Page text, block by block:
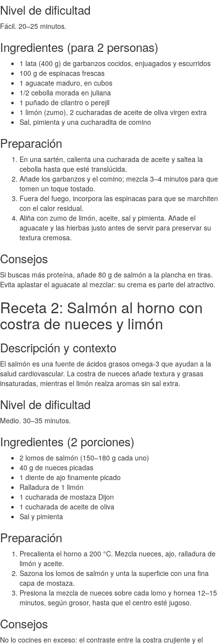
Nivel de dificultad
Fácil. 20–25 minutos.
Ingredientes (para 2 personas)
1 lata (400 g) de garbanzos cocidos, enjuagados y escurridos
100 g de espinacas frescas
1 aguacate maduro, en cubos
1/2 cebolla morada en juliana
1 puñado de cilantro o perejil
1 limón (zumo), 2 cucharadas de aceite de oliva virgen extra
Sal, pimienta y una cucharadita de comino
Preparación
En una sartén, calienta una cucharada de aceite y saltea la
cebolla hasta que esté translúcida.
Añade los garbanzos y el comino; mezcla 3–4 minutos para que
tomen un toque tostado.
Fuera del fuego, incorpora las espinacas para que se marchiten
con el calor residual.
Aliña con zumo de limón, aceite, sal y pimienta. Añade el
aguacate y las hierbas justo antes de servir para preservar su
textura cremosa.
Consejos
Si buscas más proteína, añade 80 g de salmón a la plancha en tiras.
Evita aplastar el aguacate al mezclar: su crema es parte del atractivo.
Receta 2: Salmón al horno con
costra de nueces y limón
Descripción y contexto
El salmón es una fuente de ácidos grasos omega-3 que ayudan a la
salud cardiovascular. La costra de nueces añade textura y grasas
insaturadas, mientras el limón realza aromas sin sal extra.
Nivel de dificultad
Medio. 30–35 minutos.
Ingredientes (2 porciones)
2 lomos de salmón (150–180 g cada uno)
40 g de nueces picadas
1 diente de ajo finamente picado
Ralladura de 1 limón
1 cucharada de mostaza Dijon
1 cucharada de aceite de oliva
Sal y pimienta
Preparación
Precalienta el horno a 200 °C. Mezcla nueces, ajo, ralladura de
limón y aceite.
Sazona los lomos de salmón y unta la superficie con una fina
capa de mostaza.
Presiona la mezcla de nueces sobre cada lomo y hornea 12–15
minutos, según grosor, hasta que el centro esté jugoso.
Consejos
No lo cocines en exceso: el contraste entre la costra crujiente y el